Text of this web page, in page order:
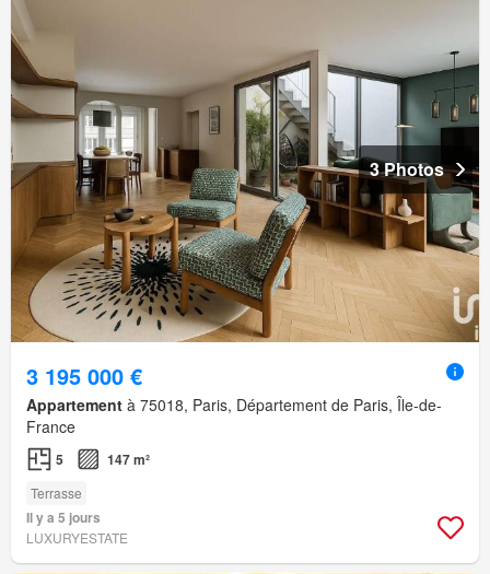
3 Photos
3 195 000 €
Appartement à 75018, Paris, Département de Paris, Île-de-
France
5 147 m²
Terrasse
Il y a 5 jours
LUXURYESTATE